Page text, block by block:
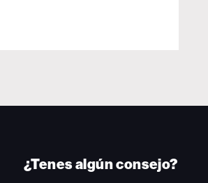
¿Tenes algún consejo?